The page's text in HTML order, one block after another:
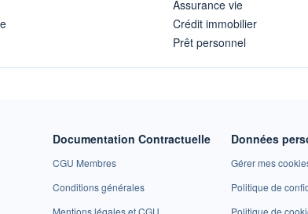
Assurance vie
Crédit immobilier
Prêt personnel
Documentation Contractuelle
CGU Membres
Conditions générales
Mentions légales et CGU
Données
Gérer mes
Politique de
Politique de